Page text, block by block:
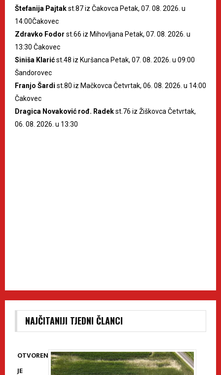
Štefanija Pajtakst.87 iz Čakovca Petak, 07. 08. 2026. u
14:00Čakovec
Zdravko Fodor st.66 iz Mihovljana Petak, 07. 08. 2026. u
13:30 Čakovec
Siniša Klarićst.48 iz Kuršanca Petak, 07. 08. 2026. u 09:00
Šandorovec
Franjo Šardi st.80 iz Mačkovca Četvrtak, 06. 08. 2026. u 14:00
Čakovec
Dragica Novaković rođ. Radekst.76 iz Žiškovca Četvrtak,
06. 08. 2026. u 13:30
NAJČITANIJI TJEDNI ČLANCI
OTVOREN
JE